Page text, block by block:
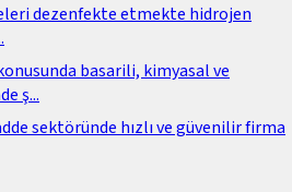
dezenfekte etmekte hidrojen
basarili, kimyasal ve
ş...
sektöründe hızlı ve güvenilir firma